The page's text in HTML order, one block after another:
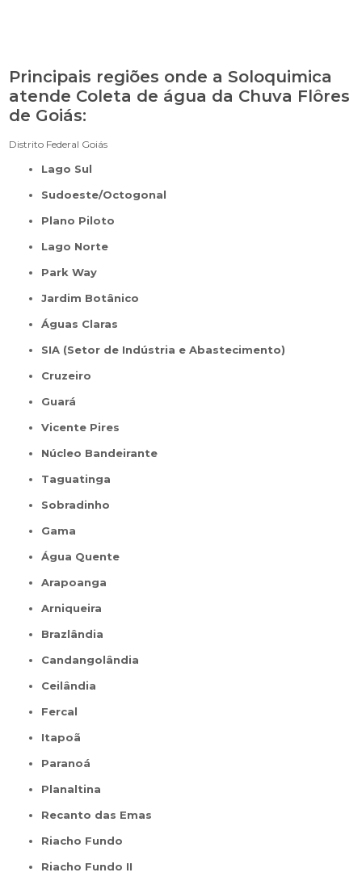
Principais regiões onde a Soloquimica
atende Coleta de água da Chuva Flôres
de Goiás:
Distrito Federal Goiás
Lago Sul
Sudoeste/Octogonal
Plano Piloto
Lago Norte
Park Way
Jardim Botânico
Águas Claras
SIA (Setor de Indústria e Abastecimento)
Cruzeiro
Guará
Vicente Pires
Núcleo Bandeirante
Taguatinga
Sobradinho
Gama
Água Quente
Arapoanga
Arniqueira
Brazlândia
Candangolândia
Ceilândia
Fercal
Itapoã
Paranoá
Planaltina
Recanto das Emas
Riacho Fundo
Riacho Fundo II